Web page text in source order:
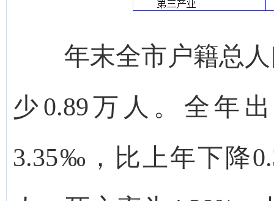
年末全市户籍总人
少0.89万人。全年
3.35‰，比上年下降